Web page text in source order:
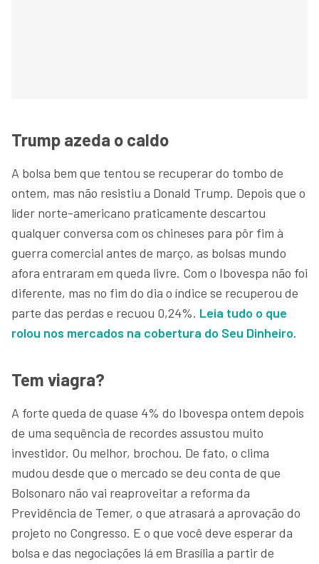
Trump azeda o caldo
A bolsa bem que tentou se recuperar do tombo de
ontem, mas não resistiu a Donald Trump. Depois que o
líder norte-americano praticamente descartou
qualquer conversa com os chineses para pôr fim à
guerra comercial antes de março, as bolsas mundo
afora entraram em queda livre. Com o Ibovespa não foi
diferente, mas no fim do dia o índice se recuperou de
parte das perdas e recuou 0,24%. Leia tudo o que
rolou nos mercados na cobertura do Seu Dinheiro.
Tem viagra?
A forte queda de quase 4% do Ibovespa ontem depois
de uma sequência de recordes assustou muito
investidor. Ou melhor, brochou. De fato, o clima
mudou desde que o mercado se deu conta de que
Bolsonaro não vai reaproveitar a reforma da
Previdência de Temer, o que atrasará a aprovação do
projeto no Congresso. E o que você deve esperar da
bolsa e das negociações lá em Brasília a partir de